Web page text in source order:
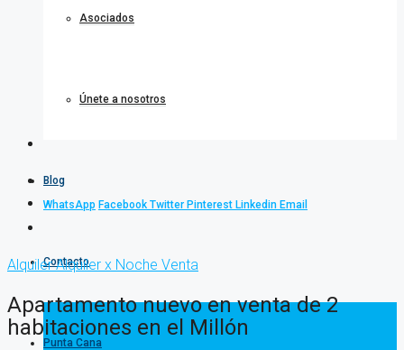
Asociados
Únete a nosotros
Blog
Contacto
Punta Cana
WhatsApp Facebook Twitter Pinterest Linkedin Email
AlquilerAlquiler x Noche Venta
Apartamento nuevo en venta de 2
habitaciones en el Millón